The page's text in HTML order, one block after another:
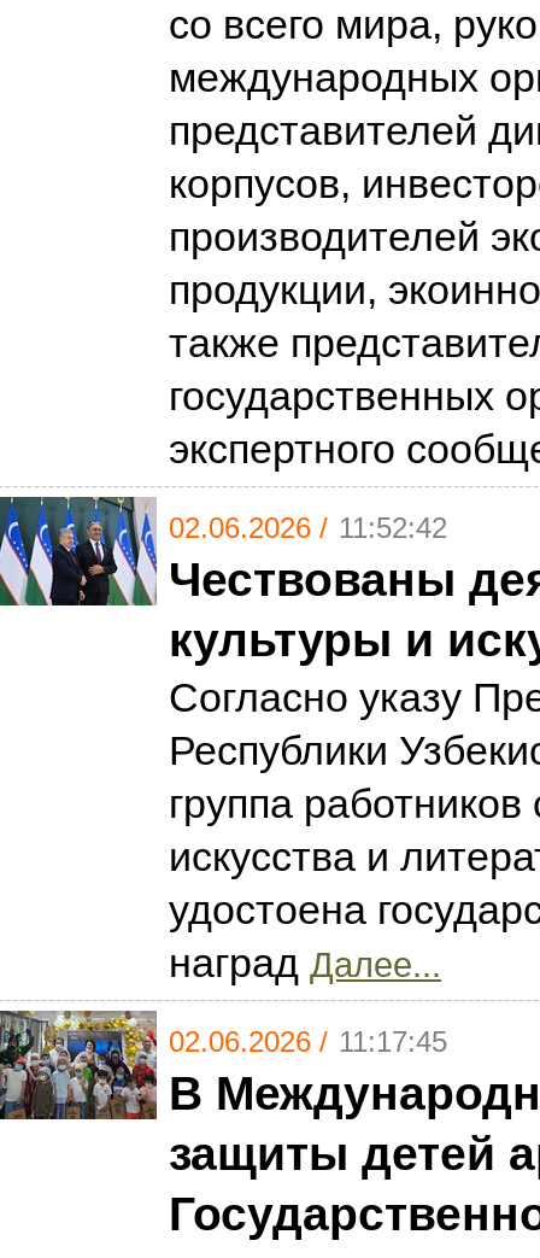
со всего мира,
международных
представителей
корпусов,
производителей
продукции,
также
государственных
экспертного
02.06.2026 / 11:52:42
Чествованы
культуры и
Согласно указу
Республики
группа
искусства и
удостоена
наград Далее...
02.06.2026 / 11:17:45
В
защиты детей